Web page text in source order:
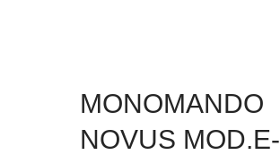
MONOMANDO
NOVUS MOD.E-